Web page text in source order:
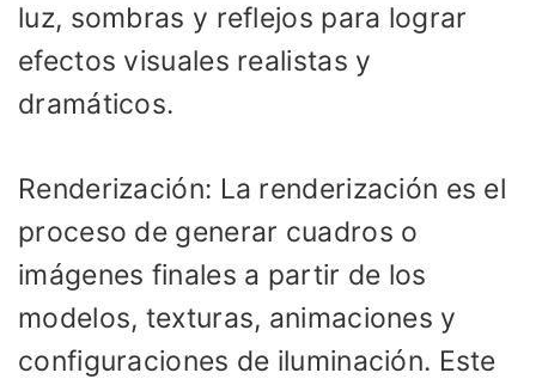
luz, sombras y reflejos para lograr
efectos visuales realistas y
dramáticos.
Renderización: La renderización es el
proceso de generar cuadros o
imágenes finales a partir de los
modelos, texturas, animaciones y
configuraciones de iluminación. Este